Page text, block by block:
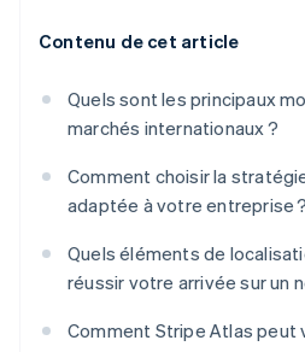
Contenu de cet article
Quels sont les principaux
marchés internationaux ?
Comment choisir la
adaptée à votre entreprise ?
Quels éléments de
réussir votre arrivée sur un
Comment Stripe Atlas peut